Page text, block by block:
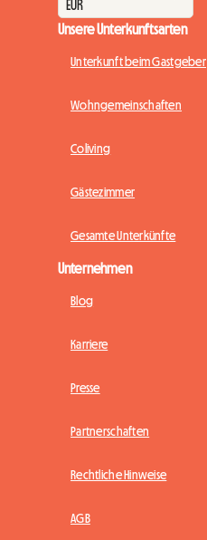
Unsere Unterkunftsarten
Unterkunft beim Gastgeber
Wohngemeinschaften
Coliving
Gästezimmer
Gesamte Unterkünfte
Unternehmen
Blog
Karriere
Presse
Partnerschaften
Rechtliche Hinweise
AGB